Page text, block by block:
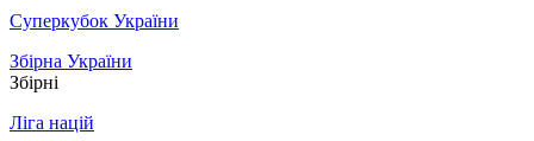
Суперкубок України
Збірна України
Збірні
Ліга націй